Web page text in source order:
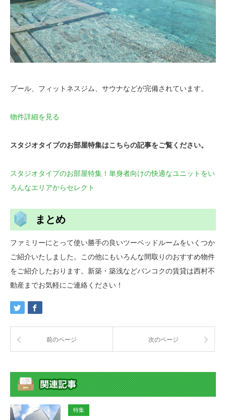
プール、フィットネスジム、サウナなどが完備されています。
物件詳細を見る
スタジオタイプのお部屋特集はこちらの記事をご覧ください。
スタジオタイプのお部屋特集！単身者向けの快適なユニットをい
ろんなエリアからセレクト
まとめ
ファミリーにとって使い勝手の良いツーベッドルームをいくつか
ご紹介いたしました。この他にもいろんな間取りのおすすめ物件
をご紹介したおります。新築・築浅などバンコクの賃貸は西村不
動産までお気軽にご連絡ください！
前のページ 次のページ
特集